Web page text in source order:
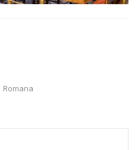
Romana